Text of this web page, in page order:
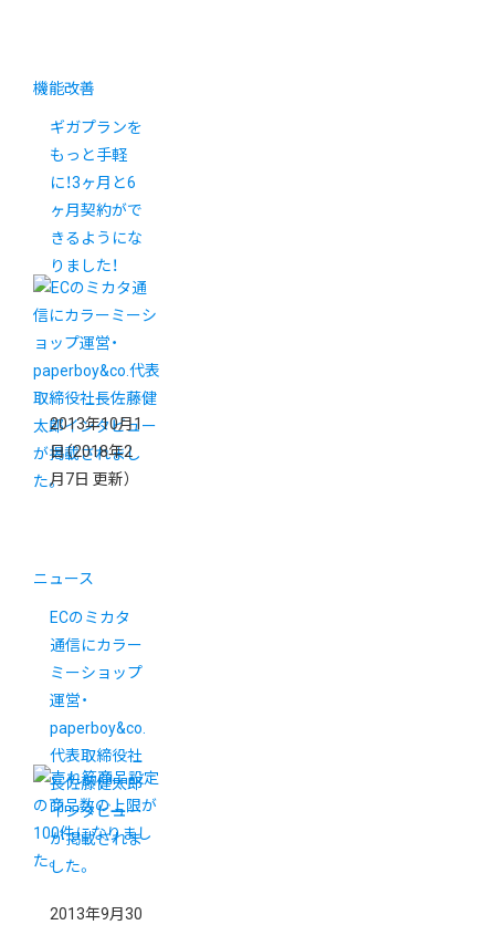
機能改善
ギガプランを
もっと手軽
に！3ヶ月と6
ヶ月契約がで
きるようにな
りました！
2013年10月1
日（2018年2
月7日 更新）
ニュース
ECのミカタ
通信にカラー
ミーショップ
運営・
paperboy&co.
代表取締役社
長佐藤健太郎
インタビュー
が掲載されま
した。
2013年9月30